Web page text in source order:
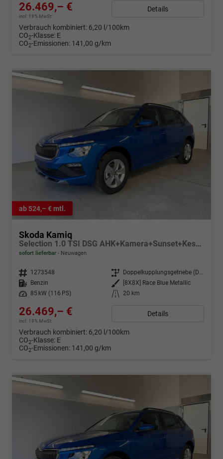
26.469,– €
incl. 19% MwSt.
Details
Verbrauch kombiniert: 6,20 l/100km
CO2-Klasse: E
CO2-Emissionen: 141,00 g/km
ab 524,– € mtl.
Skoda Kamiq
Selection 1.0 TSI DSG AHK+Kamera+Sunset+Kessy+AppConnect+Sitzheiz+Alu16+GV5
sofort lieferbar Neuwagen
Fahrzeugnr. 1273548 Getriebe
Doppelkupplungsgetriebe (DSG)
Kraftstoff
Benzin Außenfarbe
[8X8X] Race Blue Metallic
Leistung
85 kW (116 PS) Kilometerstand 20 km
26.469,– €
incl. 19% MwSt.
Details
Verbrauch kombiniert: 6,20 l/100km
CO2-Klasse: E
CO2-Emissionen: 141,00 g/km